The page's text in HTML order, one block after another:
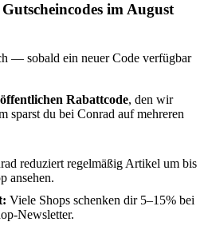
im August
— sobald ein neuer Code verfügbar
Rabattcode, den wir
sparst du bei Conrad auf mehreren
reduziert regelmäßig Artikel um bis
ansehen.
Viele Shops schenken dir 5–15% bei
Newsletter.